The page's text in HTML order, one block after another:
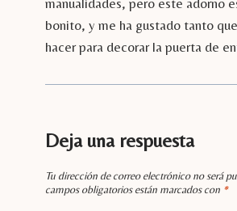
manualidades, pero este adorno
bonito, y me ha gustado tanto
hacer para decorar la puerta de
Deja una respuesta
Tu dirección de correo electrónico no será
campos obligatorios están marcados con *